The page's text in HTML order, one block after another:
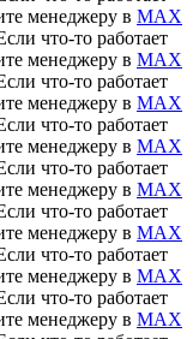
менеджеру в MAX
что-то работает
менеджеру в MAX
что-то работает
менеджеру в MAX
что-то работает
менеджеру в MAX
что-то работает
менеджеру в MAX
что-то работает
менеджеру в MAX
что-то работает
менеджеру в MAX
что-то работает
менеджеру в MAX